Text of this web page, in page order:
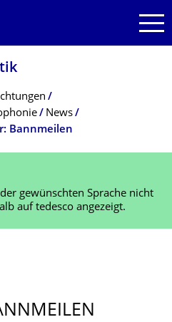
News
Bannmeilen
gewünschten Sprache nicht
auf tedesco angezeigt.